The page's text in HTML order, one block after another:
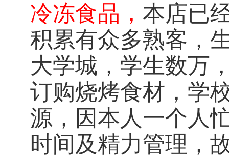
冷冻食品， 本店已
积累有众多熟客，
大学城，学生数万
订购烧烤食材，学
源，因本人一个人
时间及精力管理，